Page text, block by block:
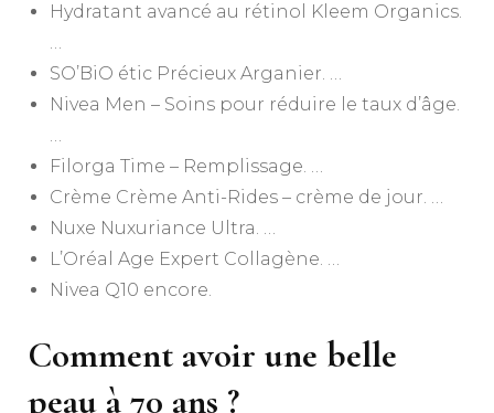
Hydratant avancé au rétinol Kleem Organics.
…
SO’BiO étic Précieux Arganier. …
Nivea Men – Soins pour réduire le taux d’âge.
…
Filorga Time – Remplissage. …
Crème Crème Anti-Rides – crème de jour. …
Nuxe Nuxuriance Ultra. …
L’Oréal Age Expert Collagène. …
Nivea Q10 encore.
Comment avoir une belle
peau à 70 ans ?